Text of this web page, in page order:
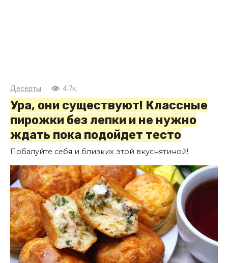
Десерты 4.7к.
Ура, они существуют! Классные
пирожки без лепки и не нужно
ждать пока подойдет тесто
Побалуйте себя и близких этой вкуснятиной!